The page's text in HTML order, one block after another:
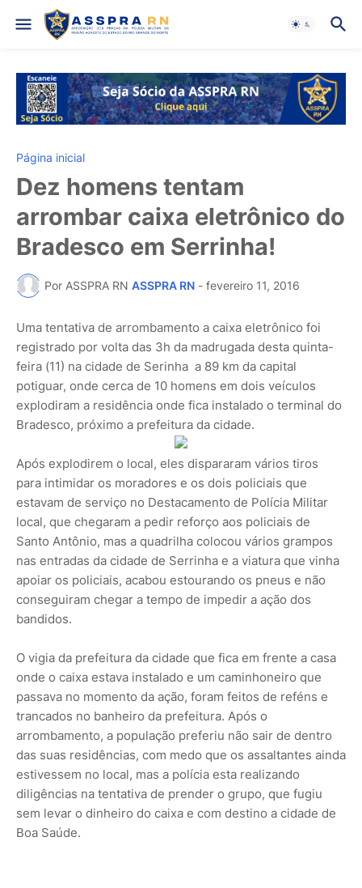
Página inicial
Dez homens tentam
arrombar caixa eletrônico do
Bradesco em Serrinha!
Por ASSPRA RN ASSPRA RN - fevereiro 11, 2016
Uma tentativa de arrombamento a caixa eletrônico foi
registrado por volta das 3h da madrugada desta quinta-
feira (11) na cidade de Serinha a 89 km da capital
potiguar, onde cerca de 10 homens em dois veículos
explodiram a residência onde fica instalado o terminal do
Bradesco, próximo a prefeitura da cidade.
Após explodirem o local, eles dispararam vários tiros
para intimidar os moradores e os dois policiais que
estavam de serviço no Destacamento de Polícia Militar
local, que chegaram a pedir reforço aos policiais de
Santo Antônio, mas a quadrilha colocou vários grampos
nas entradas da cidade de Serrinha e a viatura que vinha
apoiar os policiais, acabou estourando os pneus e não
conseguiram chegar a tempo de impedir a ação dos
bandidos.
O vigia da prefeitura da cidade que fica em frente a casa
onde o caixa estava instalado e um caminhoneiro que
passava no momento da ação, foram feitos de reféns e
trancados no banheiro da prefeitura. Após o
arrombamento, a população preferiu não sair de dentro
das suas residências, com medo que os assaltantes ainda
estivessem no local, mas a polícia esta realizando
diligências na tentativa de prender o grupo, que fugiu
sem levar o dinheiro do caixa e com destino a cidade de
Boa Saúde.